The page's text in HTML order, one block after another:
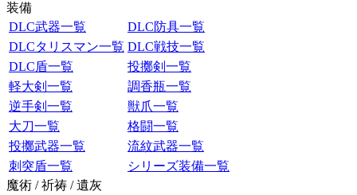
装備
DLC武器一覧
DLC防具一覧
DLCタリスマン一覧 DLC戦技一覧
DLC盾一覧
投擲剣一覧
軽大剣一覧
調香瓶一覧
逆手剣一覧
獣爪一覧
大刀一覧
格闘一覧
投擲武器一覧
流紋武器一覧
刺突盾一覧
シリーズ装備一覧
魔術 / 祈祷 / 遺灰